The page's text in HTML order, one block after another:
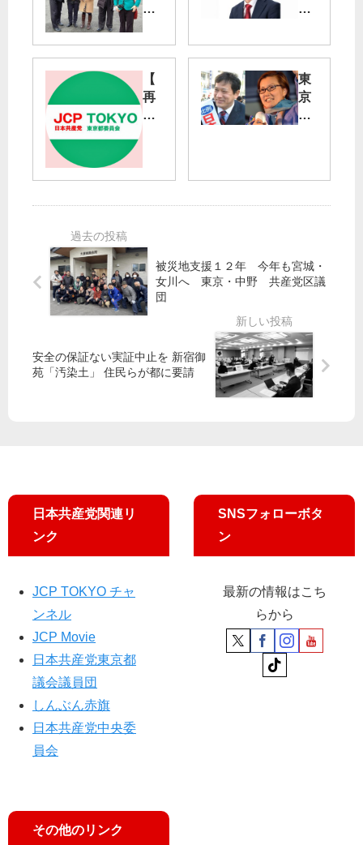
整
路
線
は
必
要
区
補
選
土
田
氏
【
再
掲
害
い
て
の
ア
ー
ト
し
東
京
か
必
比
例
猛
奮
闘
被災地支援１２年 今年も宮城・
女川へ 東京・中野 共産党区議
団
安全の保証ない実証中止を 新宿御
苑「汚染土」 住民らが都に要請
日本共産党関連リ
ンク
JCP TOKYO チャ
ンネル
JCP Movie
日本共産党東京都
議会議員団
しんぶん赤旗
日本共産党中央委
員会
その他のリンク
SNSフォローボタ
ン
最新の情報はこち
らから